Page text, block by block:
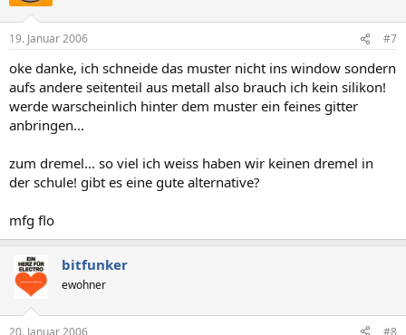
19. Januar 2006 #7
oke danke, ich schneide das muster nicht ins window sondern
aufs andere seitenteil aus metall also brauch ich kein silikon!
werde warscheinlich hinter dem muster ein feines gitter
anbringen...
zum dremel... so viel ich weiss haben wir keinen dremel in
der schule! gibt es eine gute alternative?
mfg flo
bitfunker
ewohner
20. Januar 2006 #8